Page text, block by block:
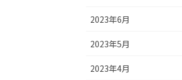
2023年6月
2023年5月
2023年4月